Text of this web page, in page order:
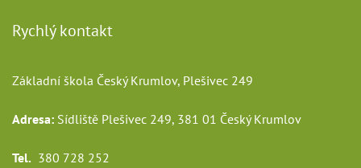
Rychlý kontakt
Základní škola Český Krumlov, Plešivec 249
Adresa: Sídliště Plešivec 249, 381 01 Český Krumlov
Tel. 380 728 252